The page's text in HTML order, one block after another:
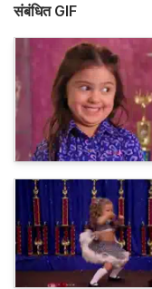
संबंधित GIF